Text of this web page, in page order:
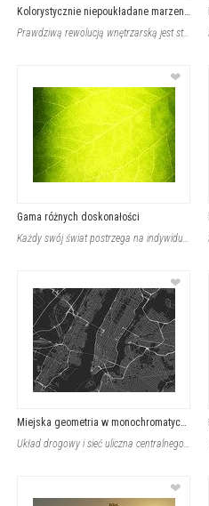
Kolorystycznie niepoukładane marzenie
Prawdziwą rewolucją wnętrzarską jest stworzenie takiej wizji, która pasowałaby k
❤
Gama różnych doskonałości
Każdy swój świat postrzega na indywidualny sposób. Nie wszystko to, co dla mnie
❤
Miejska geometria w monochromatycznej tonacji
Układ drogowy i sieć uliczna centralnego obszaru miejskiego tworzą harmonijną, c
❤